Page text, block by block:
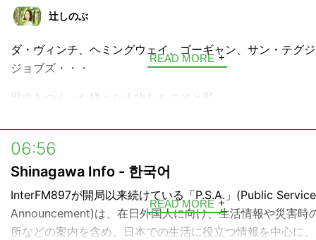
board.
プ、ロック、ソウル、ジャズ、エレクトロ、サウンドトラ
あらゆる音楽ジャンルを網羅したノンストップの選曲で、
ンライズフライトを始めましょう。
ウィリアム王子来日時のDJ、世界で初めて東京-ロンドン間
内でライブDJを成功させるなどし、2017年に英国王室エリ
王より大英帝国勲章を授与されました。
辻しのぶ
ダ・ヴィンチ、ヘミングウェイ、ゴーギャン、サン・テグ
ジョブズ・・・
歴史をつくった様々な人物たちの光と影。
そして今なお色あせない、その生きざまを言葉で旅する4分
「Voyage」。
少し乾きかけたあなたの心に、好奇心という名の水分補給
なたへinterfmから言葉の贈り物です。
ハッシュタグ →#voyage897
READ MORE
06:56
Shinagawa Info - 한국어
InterFM897が開局以来続けている「P.S.A.」(Public Service
Announcement)は、在日外国人に向け、生活情報や災害時
所などの案内を含め、日本での生活に役立つ情報を中心に
READ MORE